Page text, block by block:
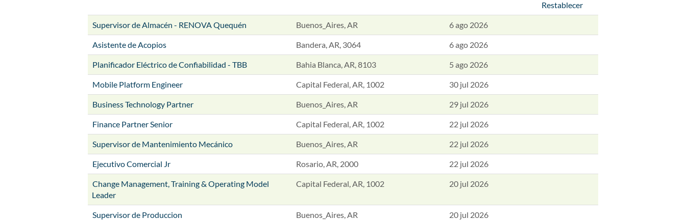
Restablecer
Supervisor de Almacén - RENOVA Quequén Buenos_Aires, AR 6 ago 2026
Asistente de Acopios Bandera, AR, 3064 6 ago 2026
Planificador Eléctrico de Confiabilidad - TBB Bahia Blanca, AR, 8103 5 ago 2026
Mobile Platform Engineer Capital Federal, AR, 1002 30 jul 2026
Business Technology Partner Buenos_Aires, AR 29 jul 2026
Finance Partner Senior Capital Federal, AR, 1002 22 jul 2026
Supervisor de Mantenimiento Mecánico Buenos_Aires, AR 22 jul 2026
Ejecutivo Comercial Jr Rosario, AR, 2000 22 jul 2026
Change Management, Training & Operating Model
Leader
Capital Federal, AR, 1002 20 jul 2026
Supervisor de Produccion Buenos_Aires, AR 20 jul 2026